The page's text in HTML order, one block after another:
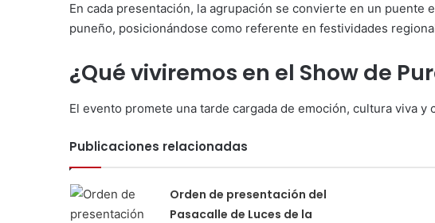
En cada presentación, la agrupación se convierte en un puente
puneño, posicionándose como referente en festividades
¿Qué viviremos en el Show de
El evento promete una tarde cargada de emoción, cultura viva y
Publicaciones relacionadas
Orden de presentación del
Pasacalle de Luces de la